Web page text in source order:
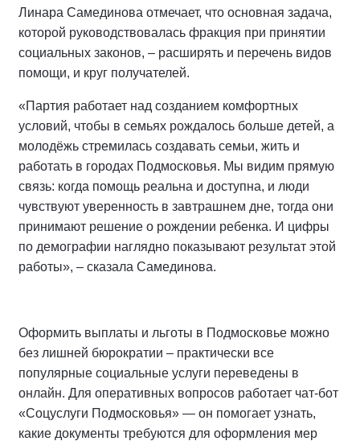
Линара Самединова отмечает, что основная задача,
которой руководствовалась фракция при принятии
социальных законов, – расширять и перечень видов
помощи, и круг получателей.
«Партия работает над созданием комфортных
условий, чтобы в семьях рождалось больше детей, а
молодёжь стремилась создавать семьи, жить и
работать в городах Подмосковья. Мы видим прямую
связь: когда помощь реальна и доступна, и люди
чувствуют уверенность в завтрашнем дне, тогда они
принимают решение о рождении ребенка. И цифры
по демографии наглядно показывают результат этой
работы», – сказала Самединова.
Оформить выплаты и льготы в Подмосковье можно
без лишней бюрократии – практически все
популярные социальные услуги переведены в
онлайн. Для оперативных вопросов работает чат-бот
«Соцуслуги Подмосковья» — он помогает узнать,
какие документы требуются для оформления мер